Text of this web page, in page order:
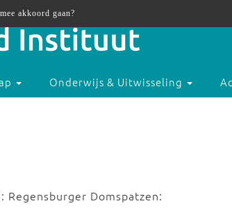
Onderwijs & Uitwisseling
Domspatzen:
akkoord gaan?